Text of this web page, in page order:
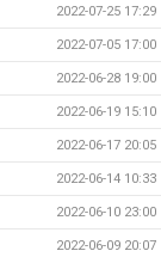
2022-07-25 17:29
2022-07-05 17:00
2022-06-28 19:00
2022-06-19 15:10
2022-06-17 20:05
2022-06-14 10:33
2022-06-10 23:00
2022-06-09 20:07